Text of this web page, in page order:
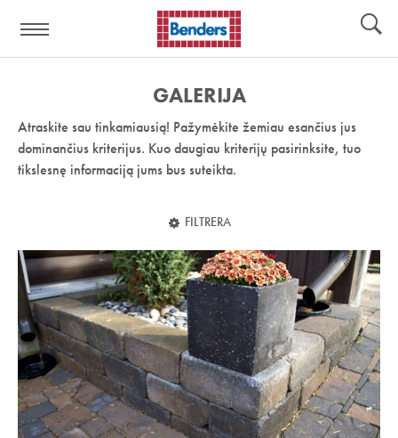
nuoroda:
GALERIJA
Atraskite sau tinkamiausią! Pažymėkite žemiau esančius jus
dominančius kriterijus. Kuo daugiau kriterijų pasirinksite, tuo
tikslesnę informaciją jums bus suteikta.
FILTRERA